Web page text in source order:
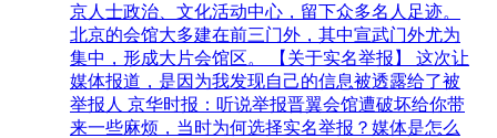
京人士政治、文化活动中心，留下众多名人足迹。
北京的会馆大多建在前三门外，其中宣武门外尤为
集中，形成大片会馆区。 【关于实名举报】 这次让
媒体报道，是因为我发现自己的信息被透露给了被
举报人 京华时报：听说举报晋翼会馆遭破坏给你带
来一些麻烦，当时为何选择实名举报？媒体是怎么